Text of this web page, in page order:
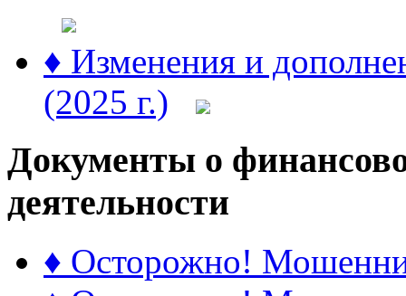
♦ Изменения и
(2025 г.)
Документы о
деятельности
♦ Осторожно!